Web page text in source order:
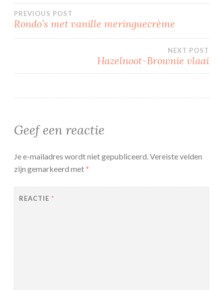
Bericht
PREVIOUS POST
Rondo’s met vanille meringuecrème
NEXT POST
Hazelnoot-Brownie vlaai
Geef een reactie
Je e-mailadres wordt niet gepubliceerd.Vereiste velden
zijn gemarkeerd met*
REACTIE *